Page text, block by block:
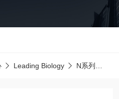
Leading Biology N系列